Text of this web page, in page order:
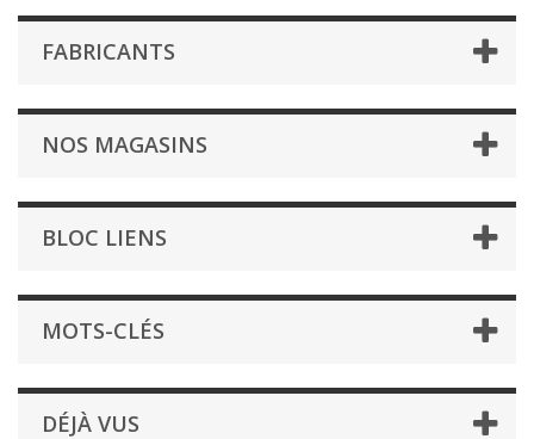
FABRICANTS
NOS MAGASINS
BLOC LIENS
MOTS-CLÉS
DÉJÀ VUS